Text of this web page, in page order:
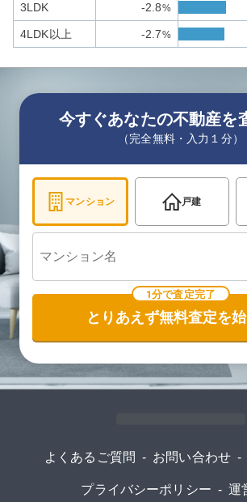
3LDK -2.8%
4LDK以上 -2.7%
今すぐあなたの不動産を
（完全無料・入力１分）
マンション 戸建
1分で査定完了
とりあえず無料査定を
よくあるご質問 - お問い合わせ -
プライバシーポリシー - 運